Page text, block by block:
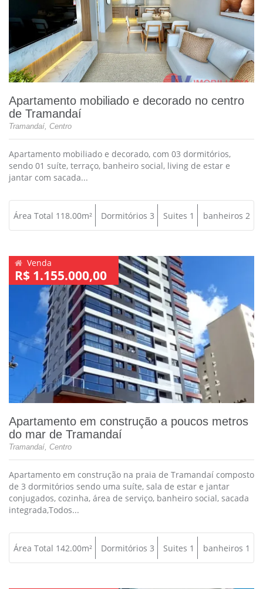
Apartamento mobiliado e decorado no centro
de Tramandaí
Tramandaí, Centro
Apartamento mobiliado e decorado, com 03 dormitórios,
sendo 01 suíte, terraço, banheiro social, living de estar e
jantar com sacada...
Área Total 118.00m² Dormitórios 3 Suites 1 banheiros 2
Venda
R$ 1.155.000,00
Apartamento em construção a poucos metros
do mar de Tramandaí
Tramandaí, Centro
Apartamento em construção na praia de Tramandaí composto
de 3 dormitórios sendo uma suíte, sala de estar e jantar
conjugados, cozinha, área de serviço, banheiro social, sacada
integrada,Todos...
Área Total 142.00m² Dormitórios 3 Suites 1 banheiros 1